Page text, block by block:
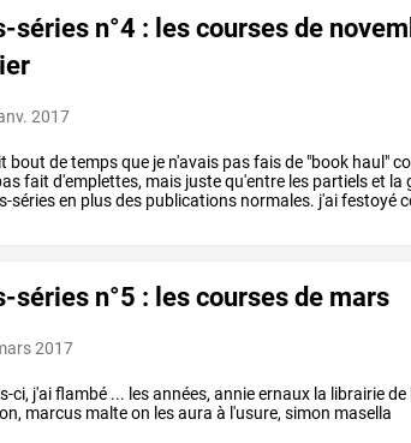
séries n°4 : les courses de
2017
bout detempsque je n'avais pasfaisde "book haul"
fait d'emplettes, mais justequ'entre les partielset la
sériesen plusdes publications normales. j'aifestoyé
séries n°5 : les courses de mars
2017
ci, j'ai flambé ... les années, annie ernaux la librairie
marcus malte on les aura à l'usure, simon masella